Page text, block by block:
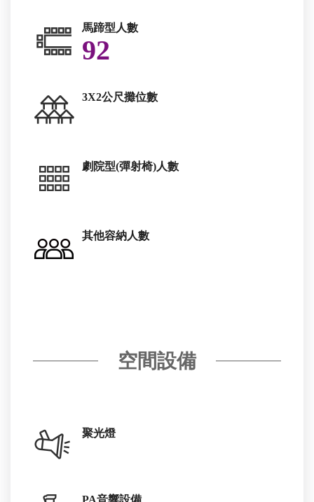
馬蹄型人數
92
3X2公尺攤位數
劇院型(彈射椅)人數
其他容納人數
空間設備
聚光燈
PA音響設備